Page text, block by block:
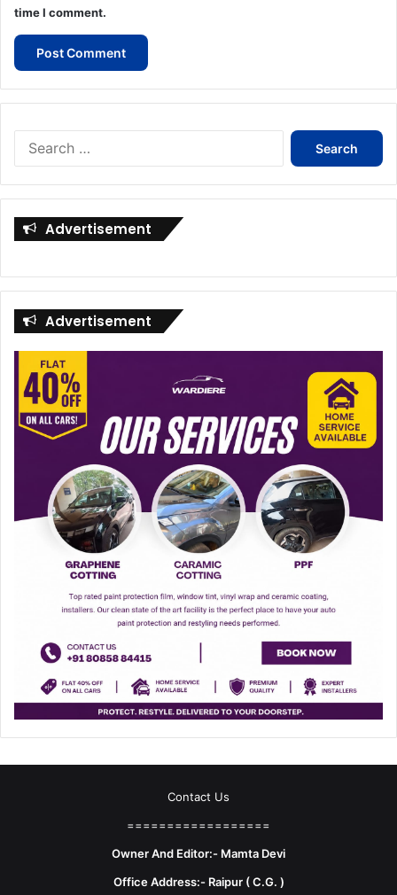
time I comment.
Search
Advertisement
Advertisement
Contact Us
==================
Owner And Editor:- Mamta Devi
Office Address:- Raipur ( C.G. )